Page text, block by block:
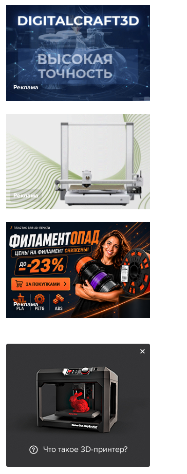
Реклама
Реклама
Реклама
Что такое 3D-принтер?